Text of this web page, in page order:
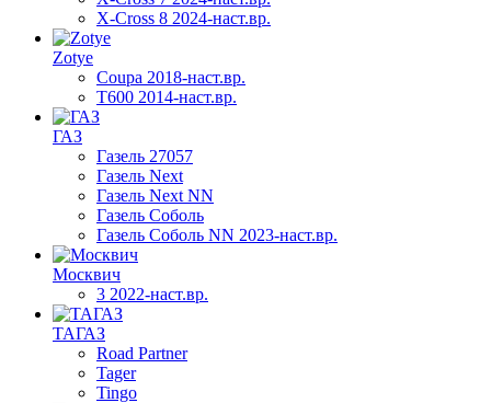
X-Cross 8 2024-наст.вр.
Zotye
Coupa 2018-наст.вр.
T600 2014-наст.вр.
ГАЗ
Газель 27057
Газель Next
Газель Next NN
Газель Соболь
Газель Соболь NN 2023-наст.вр.
Москвич
3 2022-наст.вр.
ТАГАЗ
Road Partner
Tager
Tingo